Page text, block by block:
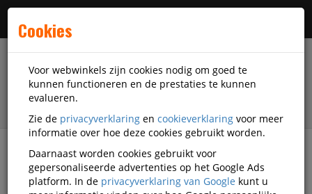
filter
Cookies
Voor webwinkels zijn cookies nodig om goed te
kunnen functioneren en de prestaties te kunnen
evalueren.
Zie de privacyverklaring en cookieverklaring voor meer
informatie over hoe deze cookies gebruikt worden.
Daarnaast worden cookies gebruikt voor
gepersonaliseerde advertenties op het Google Ads
platform. In de privacyverklaring van Google kunt u